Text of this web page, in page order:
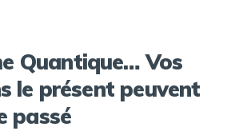
Quantique… Vos
le présent peuvent
passé